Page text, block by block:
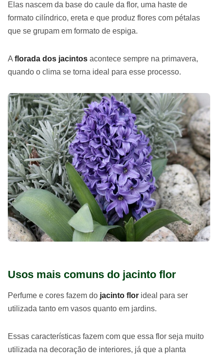
Elas nascem da base do caule da flor, uma haste de
formato cilíndrico, ereta e que produz flores com pétalas
que se grupam em formato de espiga.
A florada dos jacintos acontece sempre na primavera,
quando o clima se torna ideal para esse processo.
Usos mais comuns do jacinto flor
Perfume e cores fazem do jacinto flor ideal para ser
utilizada tanto em vasos quanto em jardins.
Essas características fazem com que essa flor seja muito
utilizada na decoração de interiores, já que a planta